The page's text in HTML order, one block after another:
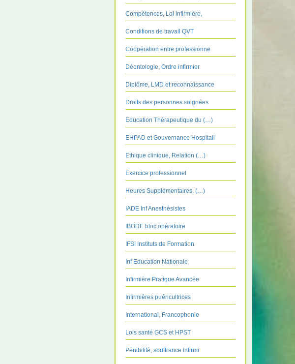
Compétences, Loi infirmière,
Conditions de travail QVT
Coopération entre professionne
Déontologie, Ordre infirmier
Diplôme, LMD et reconnaissance
Droits des personnes soignées
Education Thérapeutique du (…)
EHPAD et Gouvernance Hospitali
Ethique clinique, Relation (…)
Exercice professionnel
Heures Supplémentaires, (…)
IADE Inf Anesthésistes
IBODE bloc opératoire
IFSI Instituts de Formation
Inf Education Nationale
Infirmière Pratique Avancée
Infirmières puéricultrices
International, Francophonie
Lois santé GCS et HPST
Pénibilité, souffrance infirmi